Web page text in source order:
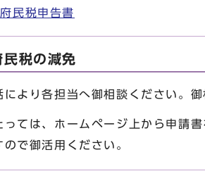
民税申告書
税の減免
より各担当へ御相談ください。御
ては、ホームページ上から申請
で御活用ください。